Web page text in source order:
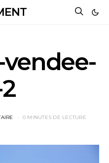
0 MINUTES DE LECTURE